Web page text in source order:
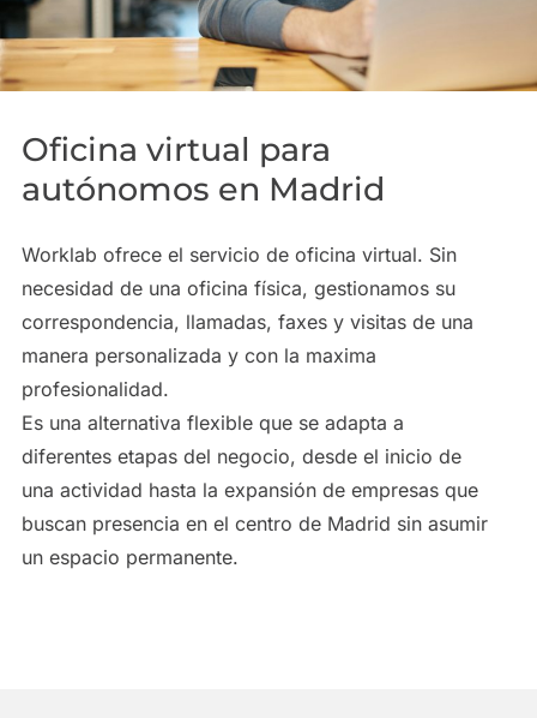
Oficina virtual para
autónomos en Madrid
Worklab ofrece el servicio de oficina virtual. Sin
necesidad de una oficina física, gestionamos su
correspondencia, llamadas, faxes y visitas de una
manera personalizada y con la maxima
profesionalidad.
Es una alternativa flexible que se adapta a
diferentes etapas del negocio, desde el inicio de
una actividad hasta la expansión de empresas que
buscan presencia en el centro de Madrid sin asumir
un espacio permanente.